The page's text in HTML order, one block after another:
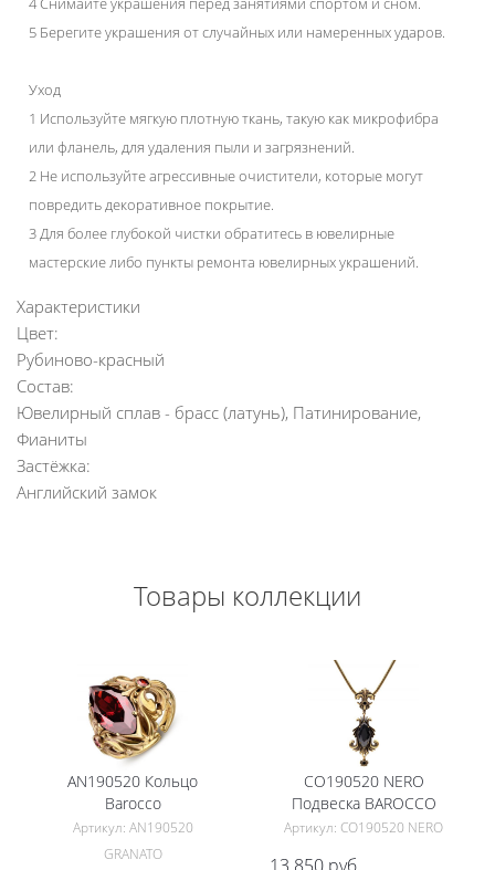
5 Берегите украшения от случайных или намеренных ударов.
Уход
1 Используйте мягкую плотную ткань, такую как микрофибра
или фланель, для удаления пыли и загрязнений.
2 Не используйте агрессивные очистители, которые могут
повредить декоративное покрытие.
3 Для более глубокой чистки обратитесь в ювелирные
мастерские либо пункты ремонта ювелирных украшений.
Характеристики
Цвет:
Рубиново-красный
Состав:
Ювелирный сплав - брасс (латунь), Патинирование,
Фианиты
Застёжка:
Английский замок
Товары коллекции
AN190520 Кольцо
Barocco
Артикул: AN190520
GRANATO
СO190520 NERO
Подвеска BAROCCO
Артикул: СO190520 NERO